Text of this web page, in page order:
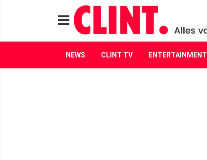
NEWS CLINT TV ENTERTAINMENT